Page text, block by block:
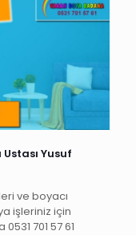
Yusuf
ve boyacı
işleriniz için
701 57 61